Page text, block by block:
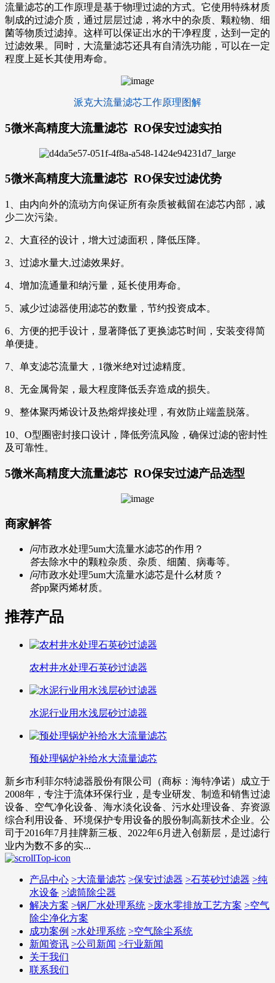
流量滤芯的工作原理是基于物理过滤的方式。它使用特殊材质
制成的过滤介质，通过层层过滤，将水中的杂质、颗粒物、细
菌等物质过滤掉。这样可以保证出水的干净程度，达到一定的
过滤效果。同时，大流量滤芯还具有自清洗功能，可以在一定
程度上延长其使用寿命。
派克大流量滤芯工作原理图解
5微米高精度大流量滤芯 RO保安过滤实拍
5微米高精度大流量滤芯 RO保安过滤优势
1、由内向外的流动方向保证所有杂质被截留在滤芯内部，减
少二次污染。
2、大直径的设计，增大过滤面积，降低压降。
3、过滤水量大,过滤效果好。
4、增加流通量和纳污量，延长使用寿命。
5、减少过滤器使用滤芯的数量，节约投资成本。
6、方便的把手设计，显著降低了更换滤芯时间，安装变得简
单便捷。
7、单支滤芯流量大，1微米绝对过滤精度。
8、无金属骨架，最大程度降低丢弃造成的损失。
9、整体聚丙烯设计及热熔焊接处理，有效防止端盖脱落。
10、O型圈密封接口设计，降低旁流风险，确保过滤的密封性
及可靠性。
5微米高精度大流量滤芯 RO保安过滤产品选型
商家解答
问市政水处理5um大流量水滤芯的作用？
答去除水中的颗粒杂质、杂质、细菌、病毒等。
问市政水处理5um大流量水滤芯是什么材质？
答pp聚丙烯材质。
推荐产品
农村井水处理石英砂过滤器
水泥行业用水浅层砂过滤器
预处理锅炉补给水大流量滤芯
新乡市利菲尔特滤器股份有限公司（商标：海特净诺）成立于
2008年，专注于流体环保行业，是专业研发、制造和销售过滤
设备、空气净化设备、海水淡化设备、污水处理设备、弃资源
综合利用设备、环境保护专用设备的股份制高新技术企业。公
司于2016年7月挂牌新三板、2022年6月进入创新层，是过滤行
业内为数不多的实...
产品中心 >大流量滤芯 >保安过滤器 >石英砂过滤器 >纯
水设备 >滤筒除尘器
解决方案 >钢厂水处理系统 >废水零排放工艺方案 >空气
除尘净化方案
成功案例 >水处理系统 >空气除尘系统
新闻资讯 >公司新闻 >行业新闻
关于我们
联系我们